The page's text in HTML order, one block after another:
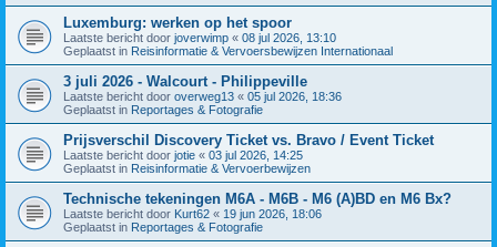
Luxemburg: werken op het spoor
Laatste bericht door joverwimp « 08 jul 2026, 13:10
Geplaatst in Reisinformatie & Vervoersbewijzen Internationaal
3 juli 2026 - Walcourt - Philippeville
Laatste bericht door overweg13 « 05 jul 2026, 18:36
Geplaatst in Reportages & Fotografie
Prijsverschil Discovery Ticket vs. Bravo / Event Ticket
Laatste bericht door jotie « 03 jul 2026, 14:25
Geplaatst in Reisinformatie & Vervoerbewijzen
Technische tekeningen M6A - M6B - M6 (A)BD en M6 Bx?
Laatste bericht door Kurt62 « 19 jun 2026, 18:06
Geplaatst in Reportages & Fotografie